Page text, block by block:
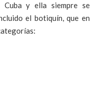
Cuba y ella siempre se
el botiquín, que en